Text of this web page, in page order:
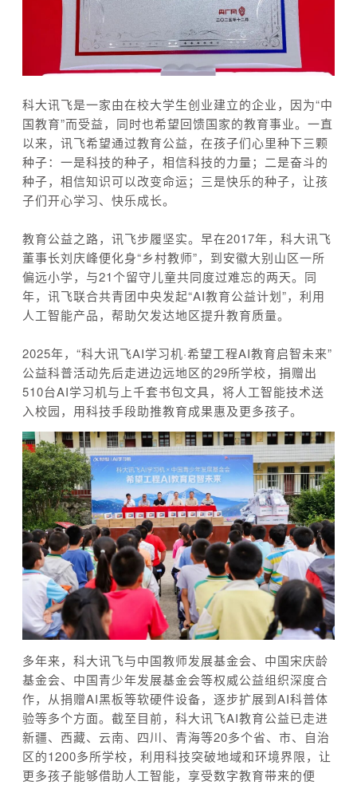
科大讯飞是一家由在校大学生创业建立的企业，因为“中
国教育”而受益，同时也希望回馈国家的教育事业。一直
以来，讯飞希望通过教育公益，在孩子们心里种下三颗
种子：一是科技的种子，相信科技的力量；二是奋斗的
种子，相信知识可以改变命运；三是快乐的种子，让孩
子们开心学习、快乐成长。
教育公益之路，讯飞步履坚实。早在2017年，科大讯飞
董事长刘庆峰便化身“乡村教师”，到安徽大别山区一所
偏远小学，与21个留守儿童共同度过难忘的两天。同
年，讯飞联合共青团中央发起“AI教育公益计划”，利用
人工智能产品，帮助欠发达地区提升教育质量。
2025年，“科大讯飞AI学习机·希望工程AI教育启智未来”
公益科普活动先后走进边远地区的29所学校，捐赠出
510台AI学习机与上千套书包文具，将人工智能技术送
入校园，用科技手段助推教育成果惠及更多孩子。
多年来，科大讯飞与中国教师发展基金会、中国宋庆龄
基金会、中国青少年发展基金会等权威公益组织深度合
作，从捐赠AI黑板等软硬件设备，逐步扩展到AI科普体
验等多个方面。截至目前，科大讯飞AI教育公益已走进
新疆、西藏、云南、四川、青海等20多个省、市、自治
区的1200多所学校，利用科技突破地域和环境界限，让
更多孩子能够借助人工智能，享受数字教育带来的便